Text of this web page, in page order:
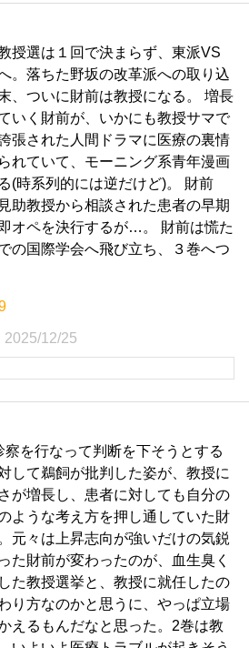
授選は１回で決まらず、東派VS
。落ちた野坂の改革派への取り込
、ついに財前は教授になる。 増長
いく財前が、いかにも教授サマで
張された人間ドラマに医療の裏情
れていて、モーニング系青年漫画
(時系列的には逆だけど)。 財前
助教授から相談された患者の早期
オペを決行するが…。 財前は慌た
の国際学会へ飛び立ち、３巻へつ
2025/12/25
察を行なって判断を下そうとする
して鵜飼が批判した姿が、教授に
が増長し、患者に対しても自分の
ような考え方を押し通していた財
元々は上昇志向が強いだけの気鋭
た財前が変わったのが、血生臭く
た教授選挙と、教授に就任したの
り方なのかと思うに、やっぱ立場
えるもんだなと思った。2巻は教